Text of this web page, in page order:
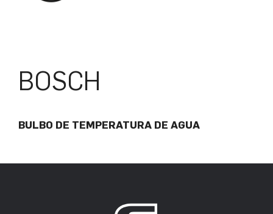
BOSCH
BULBO DE TEMPERATURA DE AGUA